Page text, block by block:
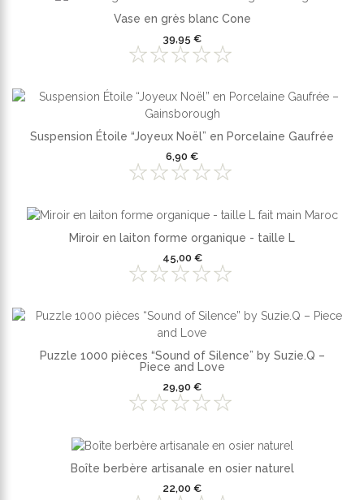
Vase en grès blanc Cone
39,95 €
Suspension Étoile “Joyeux Noël” en Porcelaine Gaufrée
6,90 €
Miroir en laiton forme organique - taille L
45,00 €
Puzzle 1000 pièces “Sound of Silence” by Suzie.Q –
Piece and Love
29,90 €
Boîte berbère artisanale en osier naturel
22,00 €